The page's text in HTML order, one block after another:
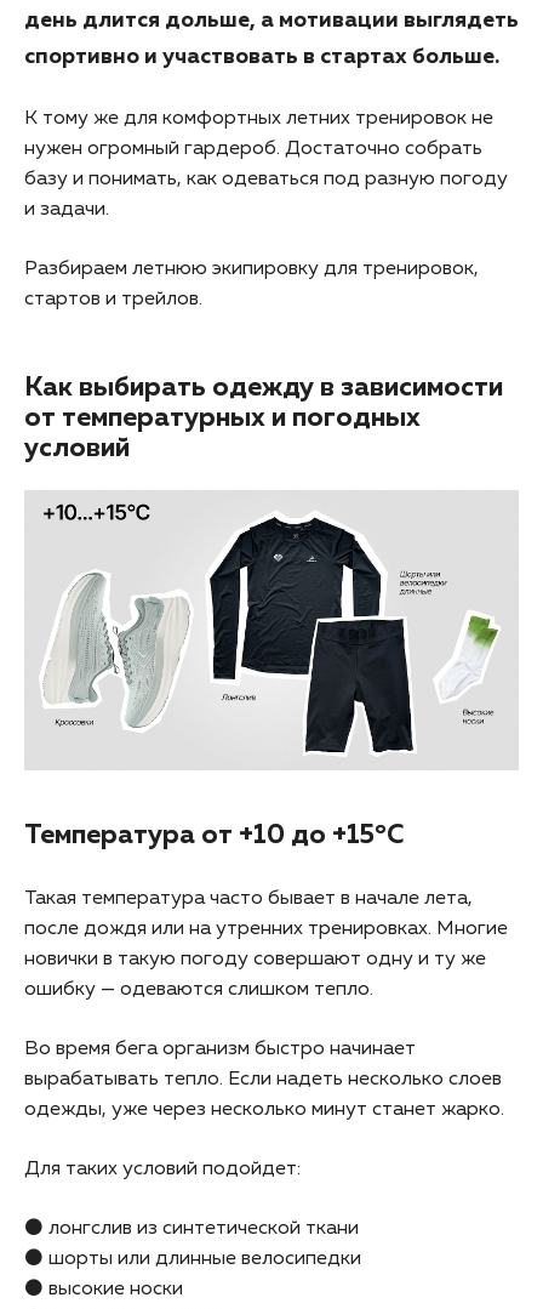
день длится дольше, а мотивации выглядеть
спортивно и участвовать в стартах больше.
К тому же для комфортных летних тренировок не
нужен огромный гардероб. Достаточно собрать
базу и понимать, как одеваться под разную погоду
и задачи.
Разбираем летнюю экипировку для тренировок,
стартов и трейлов.
Как выбирать одежду в зависимости
от температурных и погодных
условий
Температура от +10 до +15°C
Такая температура часто бывает в начале лета,
после дождя или на утренних тренировках. Многие
новички в такую погоду совершают одну и ту же
ошибку — одеваются слишком тепло.
Во время бега организм быстро начинает
вырабатывать тепло. Если надеть несколько слоев
одежды, уже через несколько минут станет жарко.
Для таких условий подойдет:
⚫ лонгслив из синтетической ткани
⚫ шорты или длинные велосипедки
⚫ высокие носки